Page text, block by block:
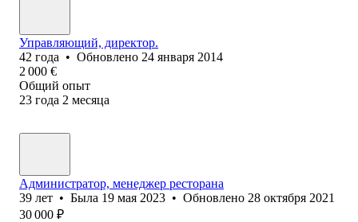
Управляющий, директор.
42 года • Обновлено 24 января 2014
2 000 €
Общий опыт
23 года 2 месяца
Администратор, менеджер ресторана
39 лет • Была 19 мая 2023 • Обновлено 28 октября 2021
30 000 ₽